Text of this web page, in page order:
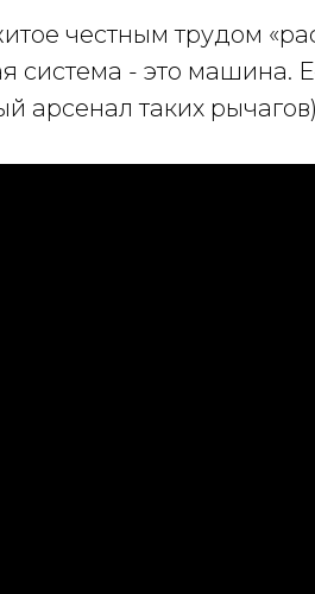
честным трудом
система - это машина.
таких